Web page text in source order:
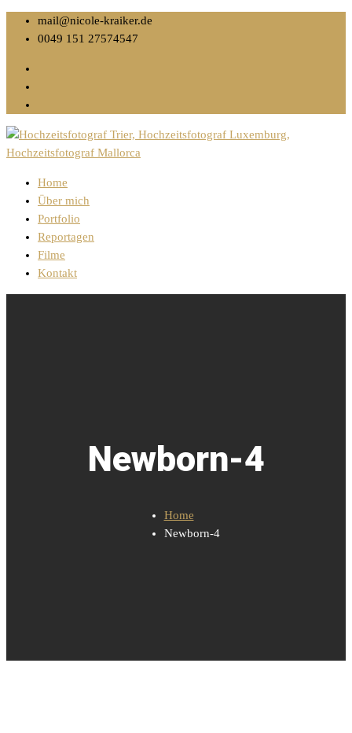
mail@nicole-kraiker.de
0049 151 27574547
Home
Über mich
Portfolio
Reportagen
Filme
Kontakt
Newborn-4
Home
Newborn-4